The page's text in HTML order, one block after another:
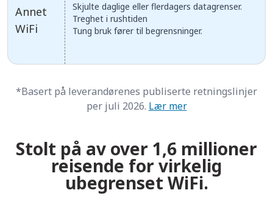
Annet
WiFi
Skjulte daglige eller flerdagers datagrenser.
Treghet i rushtiden
Tung bruk fører til begrensninger.
*Basert på leverandørenes publiserte retningslinjer
per juli 2026. Lær mer
Stolt på av over 1,6 millioner
reisende for virkelig
ubegrenset WiFi.